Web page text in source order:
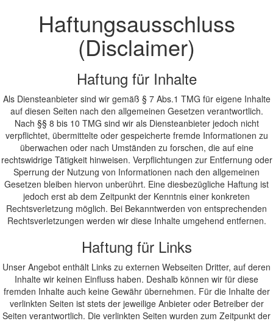
Haftungsausschluss
(Disclaimer)
Haftung für Inhalte
Als Diensteanbieter sind wir gemäß § 7 Abs.1 TMG für eigene Inhalte
auf diesen Seiten nach den allgemeinen Gesetzen verantwortlich.
Nach §§ 8 bis 10 TMG sind wir als Diensteanbieter jedoch nicht
verpflichtet, übermittelte oder gespeicherte fremde Informationen zu
überwachen oder nach Umständen zu forschen, die auf eine
rechtswidrige Tätigkeit hinweisen. Verpflichtungen zur Entfernung oder
Sperrung der Nutzung von Informationen nach den allgemeinen
Gesetzen bleiben hiervon unberührt. Eine diesbezügliche Haftung ist
jedoch erst ab dem Zeitpunkt der Kenntnis einer konkreten
Rechtsverletzung möglich. Bei Bekanntwerden von entsprechenden
Rechtsverletzungen werden wir diese Inhalte umgehend entfernen.
Haftung für Links
Unser Angebot enthält Links zu externen Webseiten Dritter, auf deren
Inhalte wir keinen Einfluss haben. Deshalb können wir für diese
fremden Inhalte auch keine Gewähr übernehmen. Für die Inhalte der
verlinkten Seiten ist stets der jeweilige Anbieter oder Betreiber der
Seiten verantwortlich. Die verlinkten Seiten wurden zum Zeitpunkt der